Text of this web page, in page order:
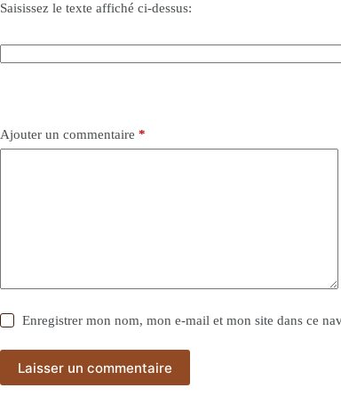
Saisissez le texte affiché ci-dessus:
Ajouter un commentaire *
Enregistrer mon nom, mon e-mail et mon site dans ce
Laisser un commentaire